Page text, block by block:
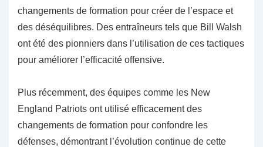
changements de formation pour créer de l’espace et
des déséquilibres. Des entraîneurs tels que Bill Walsh
ont été des pionniers dans l’utilisation de ces tactiques
pour améliorer l’efficacité offensive.
Plus récemment, des équipes comme les New
England Patriots ont utilisé efficacement des
changements de formation pour confondre les
défenses, démontrant l’évolution continue de cette